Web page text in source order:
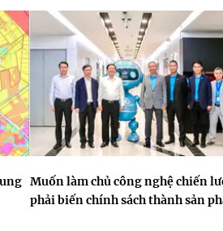
Muốn làm chủ công nghệ chiến
phải biến chính sách thành sản